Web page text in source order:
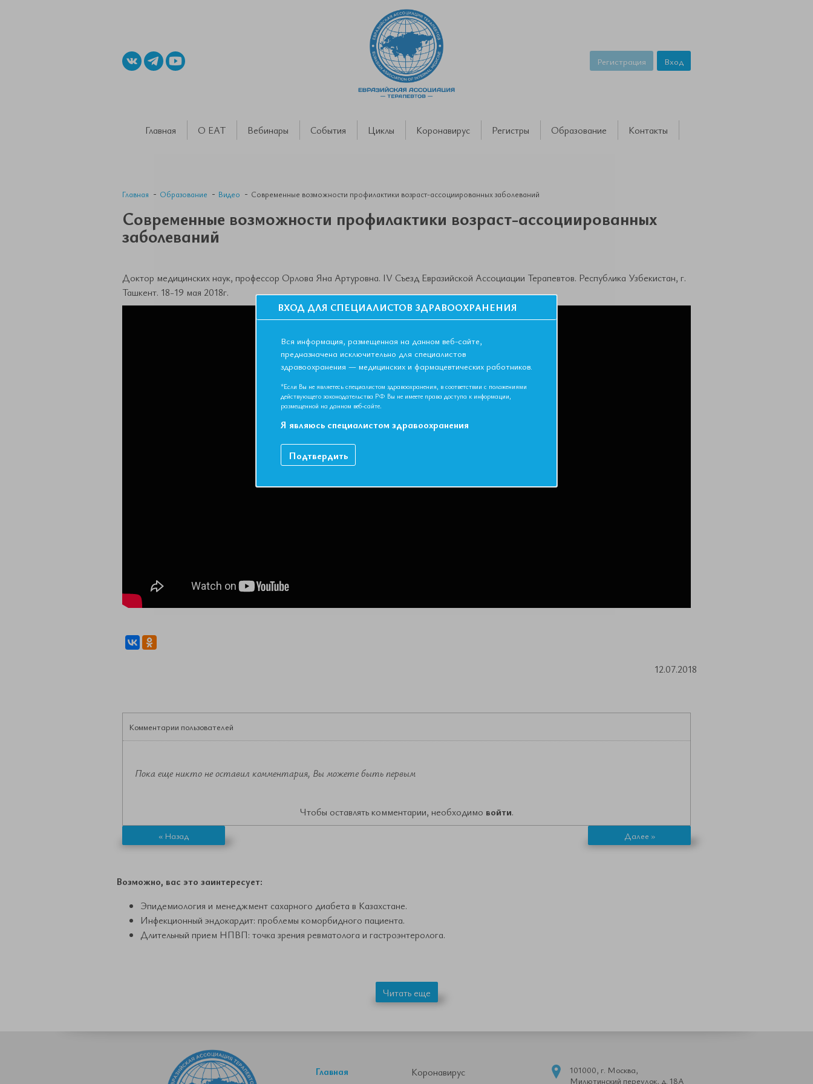
Регистрация Вход
Главная О ЕАТ Вебинары События Циклы Коронавирус Регистры Образование Контакты
Главная Образование Видео Современные возможности профилактики возраст-ассоциированных заболеваний
Современные возможности профилактики возраст-ассоциированных
заболеваний
Доктор медицинских наук, профессор Орлова Яна Артуровна. IV Съезд Евразийской Ассоциации Терапевтов. Республика Узбекистан, г.
Ташкент. 18-19 мая 2018г.
12.07.2018
Комментарии пользователей
Пока еще никто не оставил комментария, Вы можете быть первым
Чтобы оставлять комментарии, необходимо войти.
« Назад Далее »
Возможно, вас это заинтересует:
Эпидемиология и менеджмент сахарного диабета в Казахстане.
Инфекционный эндокардит: проблемы коморбидного пациента.
Длительный прием НПВП: точка зрения ревматолога и гастроэнтеролога.
Читать еще
Главная
Коронавирус
101000, г. Москва,
Милютинский переулок, д. 18А
ВХОД ДЛЯ СПЕЦИАЛИСТОВ ЗДРАВООХРАНЕНИЯ
Вся информация, размещенная на данном веб-сайте,
предназначена исключительно для специалистов
здравоохранения — медицинских и фармацевтических работников.
*Если Вы не являетесь специалистом здравоохранения, в соответствии с положениями
действующего законодательства РФ Вы не имеете права доступа к информации,
размещенной на данном веб-сайте.
Я являюсь специалистом здравоохранения
Подтвердить